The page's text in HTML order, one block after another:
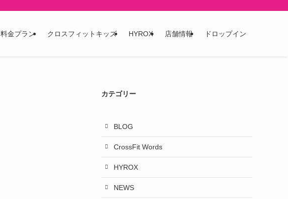
料金プラン クロスフィットキッズ HYROX 店舗情報 ドロップイン
カテゴリー
BLOG
CrossFit Words
HYROX
NEWS